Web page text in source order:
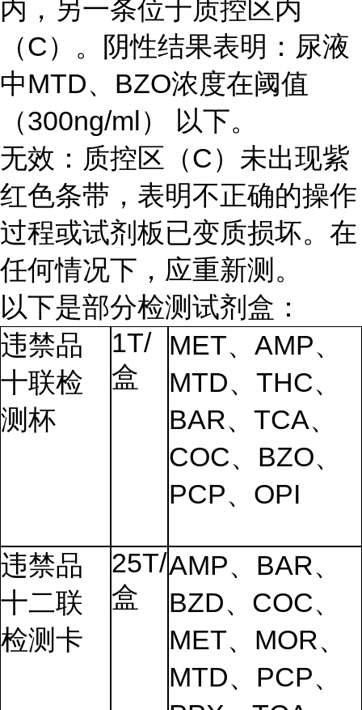
内，另一条位于质控区内
（C）。阴性结果表明：尿液
中MTD、BZO浓度在阈值
（300ng/ml） 以下。
无效：质控区（C）未出现紫
红色条带，表明不正确的操作
过程或试剂板已变质损坏。在
任何情况下，应重新测。
以下是部分检测试剂盒：
违禁品
十联检
测杯
1T/
盒
MET、AMP、
MTD、THC、
BAR、TCA、
COC、BZO、
PCP、OPI
违禁品
十二联
检测卡
25T/
盒
AMP、BAR、
BZD、COC、
MET、MOR、
MTD、PCP、